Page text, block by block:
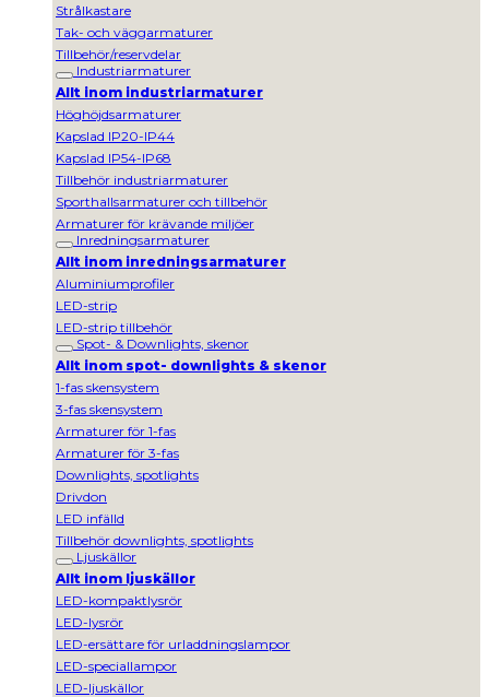
Strålkastare
Tak- och väggarmaturer
Tillbehör/reservdelar
Industriarmaturer
Allt inom industriarmaturer
Höghöjdsarmaturer
Kapslad IP20-IP44
Kapslad IP54-IP68
Tillbehör industriarmaturer
Sporthallsarmaturer och tillbehör
Armaturer för krävande miljöer
Inredningsarmaturer
Allt inom inredningsarmaturer
Aluminiumprofiler
LED-strip
LED-strip tillbehör
Spot- & Downlights, skenor
Allt inom spot- downlights & skenor
1-fas skensystem
3-fas skensystem
Armaturer för 1-fas
Armaturer för 3-fas
Downlights, spotlights
Drivdon
LED infälld
Tillbehör downlights, spotlights
Ljuskällor
Allt inom ljuskällor
LED-kompaktlysrör
LED-lysrör
LED-ersättare för urladdningslampor
LED-speciallampor
LED-ljuskällor